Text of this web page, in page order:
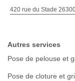
420 rue du Stade
Autres services
Pose de pelouse et
Pose de cloture et